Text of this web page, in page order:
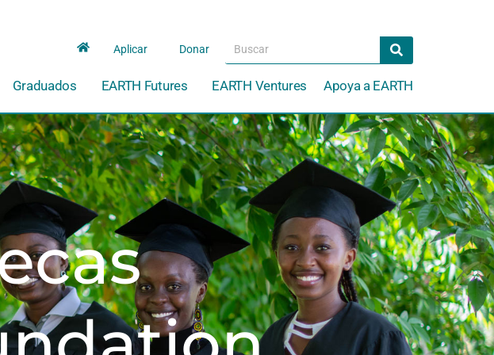
Aplicar Donar Search Search
Graduados EARTH Futures EARTH Ventures Apoya a EARTH